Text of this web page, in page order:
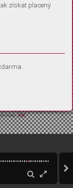
zařízení, abychom se
upravit ve Správě
získat placený